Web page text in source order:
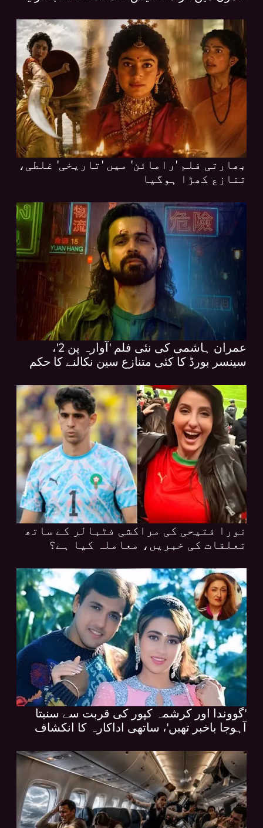
بھارتی فلم 'رامائن' میں 'تاریخی' غلطی،
تنازع کھڑا ہوگیا
عمران ہاشمی کی نئی فلم 'آوارہ پن 2'،
سینسر بورڈ کا کئی متنازع سین نکالنے کا حکم
نورا فتیحی کی مراکشی فٹبالر کے ساتھ
تعلقات کی خبریں، معاملہ کیا ہے؟
'گووندا اور کرشمہ کپور کی قربت سے سنیتا
آہوجا باخبر تھیں'، ساتھی اداکارہ کا انکشاف